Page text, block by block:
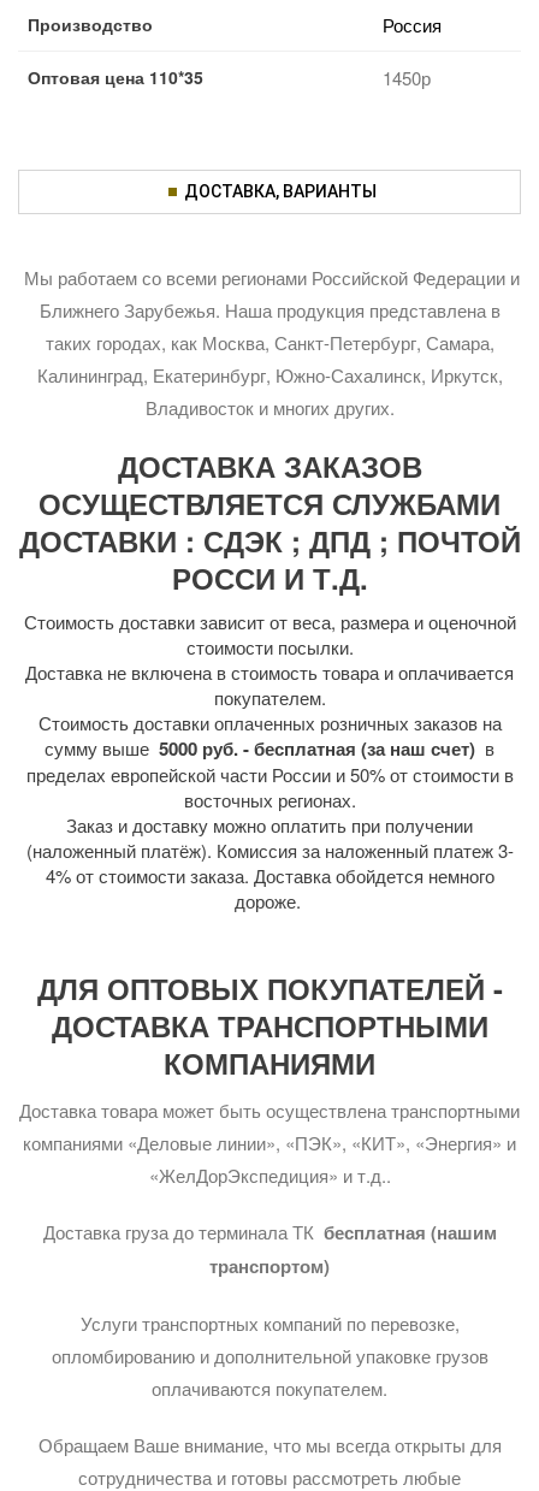
Производство Россия
Оптовая цена 110*35 1450р
ДОСТАВКА, ВАРИАНТЫ
Мы работаем со всеми регионами Российской Федерации и
Ближнего Зарубежья. Наша продукция представлена в
таких городах, как Москва, Санкт-Петербург, Самара,
Калининград, Екатеринбург, Южно-Сахалинск, Иркутск,
Владивосток и многих других.
ДОСТАВКА ЗАКАЗОВ
ОСУЩЕСТВЛЯЕТСЯ СЛУЖБАМИ
ДОСТАВКИ : СДЭК ; ДПД ; ПОЧТОЙ
РОССИ И Т.Д.
Стоимость доставки зависит от веса, размера и оценочной
стоимости посылки.
Доставка не включена в стоимость товара и оплачивается
покупателем.
Стоимость доставки оплаченных розничных заказов на
сумму выше 5000 руб. - бесплатная (за наш счет) в
пределах европейской части России и 50% от стоимости в
восточных регионах.
Заказ и доставку можно оплатить при получении
(наложенный платёж). Комиссия за наложенный платеж 3-
4% от стоимости заказа. Доставка обойдется немного
дороже.
ДЛЯ ОПТОВЫХ ПОКУПАТЕЛЕЙ -
ДОСТАВКА ТРАНСПОРТНЫМИ
КОМПАНИЯМИ
Доставка товара может быть осуществлена транспортными
компаниями «Деловые линии», «ПЭК», «КИТ», «Энергия» и
«ЖелДорЭкспедиция» и т.д..
Доставка груза до терминала ТК бесплатная (нашим
транспортом)
Услуги транспортных компаний по перевозке,
опломбированию и дополнительной упаковке грузов
оплачиваются покупателем.
Обращаем Ваше внимание, что мы всегда открыты для
сотрудничества и готовы рассмотреть любые